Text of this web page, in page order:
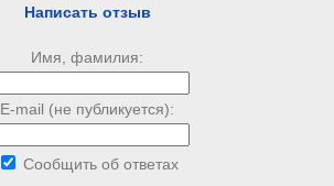
Написать отзыв
Имя, фамилия:
E-mail (не публикуется):
Сообщить об ответах